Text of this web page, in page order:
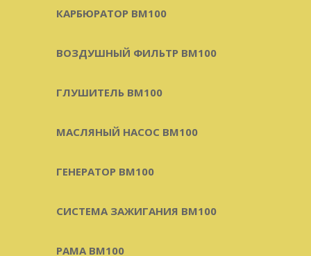
КАРБЮРАТОР BM100
ВОЗДУШНЫЙ ФИЛЬТР BM100
ГЛУШИТЕЛЬ BM100
МАСЛЯНЫЙ НАСОС BM100
ГЕНЕРАТОР BM100
СИСТЕМА ЗАЖИГАНИЯ BM100
РАМА BM100